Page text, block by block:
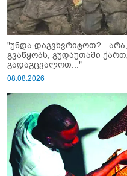
"უნდა დაგვხვრიტოთ? -
გვაწყობს, გუდაუთაში
გადაგცვალოთ..."
08.08.2026